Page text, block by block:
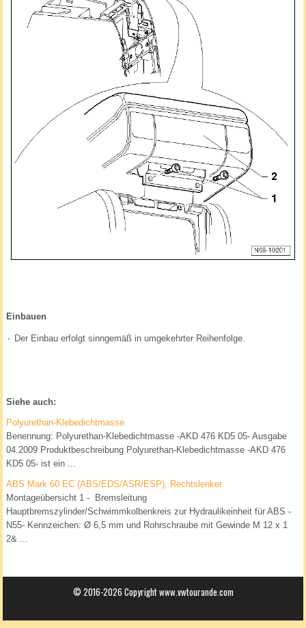
Einbauen
- Der Einbau erfolgt sinngemäß in umgekehrter Reihenfolge.
Siehe auch:
Polyurethan-Klebedichtmasse
Benennung: Polyurethan-Klebedichtmasse -AKD 476 KD5 05- Ausgabe
04.2009 Produktbeschreibung Polyurethan-Klebedichtmasse -AKD 476
KD5 05- ist ein ...
ABS Mark 60 EC (ABS/EDS/ASR/ESP), Rechtslenker
Montageübersicht 1 - Bremsleitung
Hauptbremszylinder/Schwimmkolbenkreis zur Hydraulikeinheit für ABS -
N55- Kennzeichen: Ø 6,5 mm und Rohrschraube mit Gewinde M 12 x 1
2& ...
© 2016-2026 Copyright www.vwtourande.com